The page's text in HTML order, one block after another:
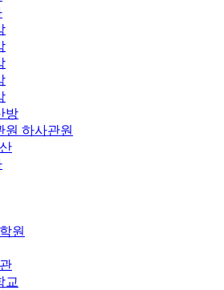
방
원 하사관원
원
교